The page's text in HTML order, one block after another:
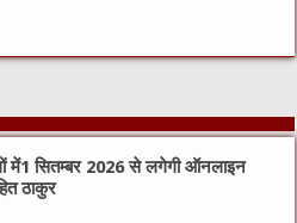
में1 सितम्बर 2026 से लगेगी ऑनलाइन
ठाकुर